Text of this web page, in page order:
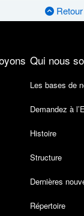
Retour
Qui nous
Les bases de
Demandez à
Histoire
Structure
Dernières
Répertoire